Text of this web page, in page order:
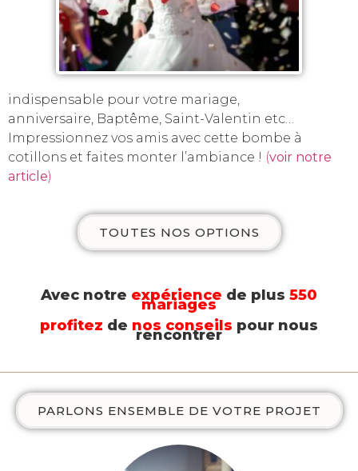
indispensable pour votre mariage,
anniversaire, Baptême, Saint-Valentin etc…
Impressionnez vos amis avec cette bombe à
cotillons et faites monter l’ambiance ! (voir notre
article)
TOUTES NOS OPTIONS
Avec notre expérience de plus 550
mariages
profitez de nos conseils pour nous
rencontrer
PARLONS ENSEMBLE DE VOTRE PROJET